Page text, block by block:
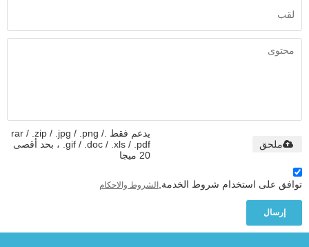
يدعم فقط .rar / .zip / .jpg / .png /
.gif / .doc / .xls / .pdf ، بحد أقصى
20 ميجا
ملحق
توافق على استخدام شروط الخدمة, الشروط والاحكام
إرسال